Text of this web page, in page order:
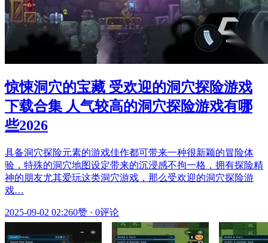
惊悚洞穴的宝藏 受欢迎的洞穴探险游戏
下载合集 人气较高的洞穴探险游戏有哪
些2026
具备洞穴探险元素的游戏佳作都可带来一种很新颖的冒险体
验，特殊的洞穴地图设定带来的沉浸感不拘一格，拥有探险精
神的朋友尤其爱玩这类洞穴游戏，那么受欢迎的洞穴探险游
戏…
2025-09-02 02:260赞 · 0评论